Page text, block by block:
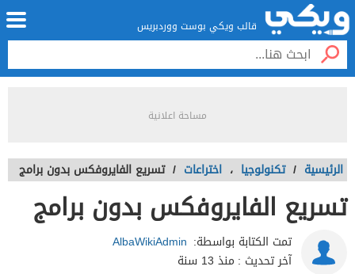
قالب ويكي بوست ووردبريس
مساحة اعلانية
الرئيسية / تكنولوجيا ، اختراعات / تسريع الفايروفكس بدون برامج
تسريع الفايروفكس بدون برامج
تمت الكتابة بواسطة: AlbaWikiAdmin
آخر تحديث : منذ 13 سنة